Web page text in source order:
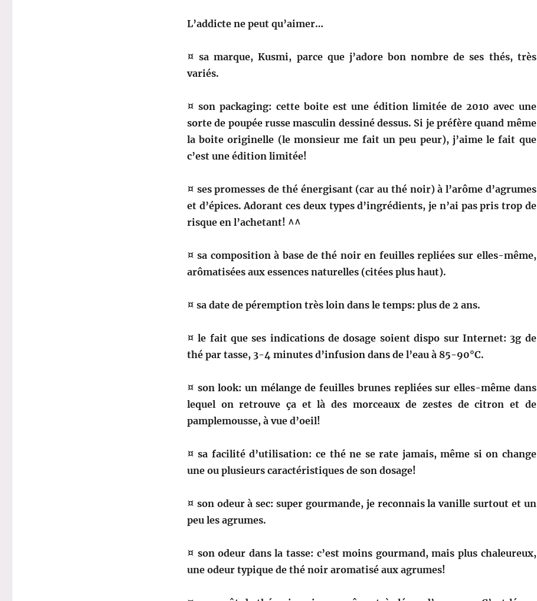
L’addicte ne peut qu’aimer…
¤ sa marque, Kusmi, parce que j’adore bon nombre de ses thés, très
variés.
¤ son packaging: cette boite est une édition limitée de 2010 avec une
sorte de poupée russe masculin dessiné dessus. Si je préfère quand même
la boite originelle (le monsieur me fait un peu peur), j’aime le fait que
c’est une édition limitée!
¤ ses promesses de thé énergisant (car au thé noir) à l’arôme d’agrumes
et d’épices. Adorant ces deux types d’ingrédients, je n’ai pas pris trop de
risque en l’achetant! ^^
¤ sa composition à base de thé noir en feuilles repliées sur elles-même,
arômatisées aux essences naturelles (citées plus haut).
¤ sa date de péremption très loin dans le temps: plus de 2 ans.
¤ le fait que ses indications de dosage soient dispo sur Internet: 3g de
thé par tasse, 3-4 minutes d’infusion dans de l’eau à 85-90°C.
¤ son look: un mélange de feuilles brunes repliées sur elles-même dans
lequel on retrouve ça et là des morceaux de zestes de citron et de
pamplemousse, à vue d’oeil!
¤ sa facilité d’utilisation: ce thé ne se rate jamais, même si on change
une ou plusieurs caractéristiques de son dosage!
¤ son odeur à sec: super gourmande, je reconnais la vanille surtout et un
peu les agrumes.
¤ son odeur dans la tasse: c’est moins gourmand, mais plus chaleureux,
une odeur typique de thé noir aromatisé aux agrumes!